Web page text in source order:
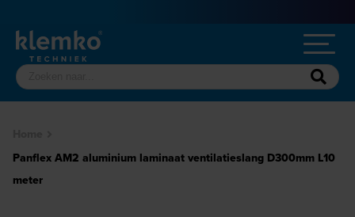
Panflex AM2 aluminium laminaat ventilatieslang D300mm L10
meter